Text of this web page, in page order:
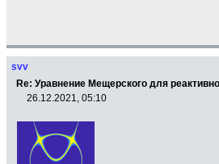
svv
Re: Уравнение Мещерского для
26.12.2021, 05:10